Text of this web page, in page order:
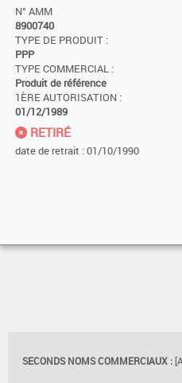
N° AMM
8900740
TYPE DE PRODUIT :
PPP
TYPE COMMERCIAL :
Produit de référence
1ÈRE AUTORISATION :
01/12/1989
RETIRÉ
date de retrait : 01/10/1990
SECONDS NOMS COMMERCIAUX :